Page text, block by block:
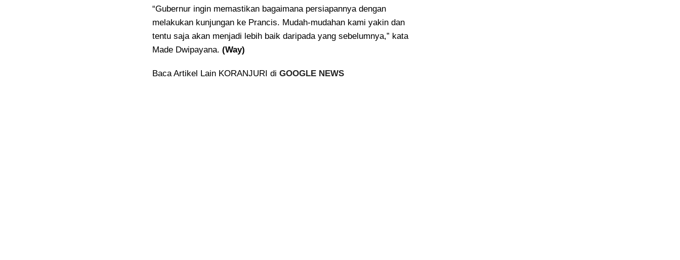
“Gubernur ingin memastikan bagaimana persiapannya dengan
melakukan kunjungan ke Prancis. Mudah-mudahan kami yakin dan
tentu saja akan menjadi lebih baik daripada yang sebelumnya,” kata
Made Dwipayana.(Way)
Baca Artikel Lain KORANJURI diGOOGLE NEWS